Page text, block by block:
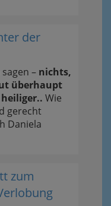
der
– nichts,
überhaupt
Wie
gerecht
Daniela
zum